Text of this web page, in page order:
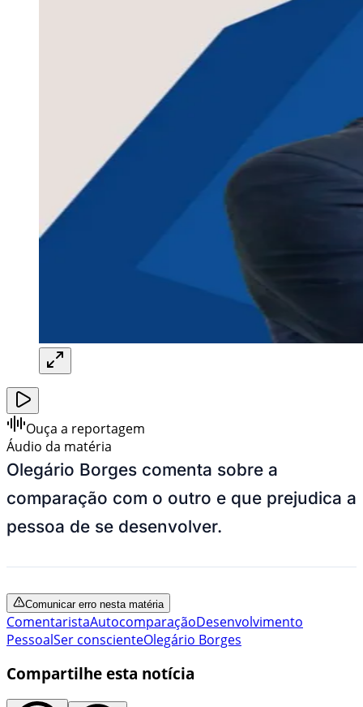
Ouça a reportagem
Áudio da matéria
Olegário Borges comenta sobre a
comparação com o outro e que prejudica a
pessoa de se desenvolver.
Comunicar erro nesta matéria
ComentaristaAutocomparaçãoDesenvolvimento
PessoalSer conscienteOlegário Borges
Compartilhe esta notícia